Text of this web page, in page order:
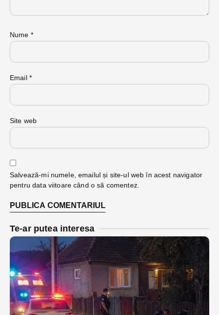
Nume *
Email *
Site web
Salvează-mi numele, emailul și site-ul web în acest navigator
pentru data viitoare când o să comentez.
Te-ar putea interesa